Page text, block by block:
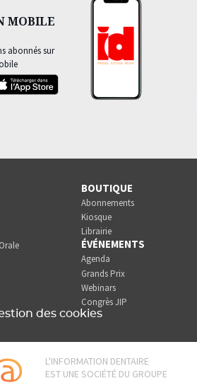
MOBILE
abonnés sur
BOUTIQUE
Abonnements
Kiosque
Librairie
ÉVÉNEMENTS
Agenda
Grands Prix
Webinars
Congrès JIP
des cookies
L'INFORMATION DENTAIRE
EST UNE SOCIÉTÉ DU GROUPE